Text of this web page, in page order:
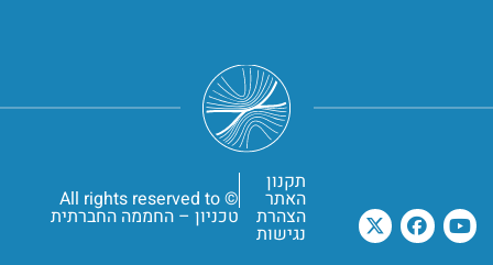
תקנון
האתר
הצהרת
נגישות
© All rights reserved to
טכניון – החממה החברתית